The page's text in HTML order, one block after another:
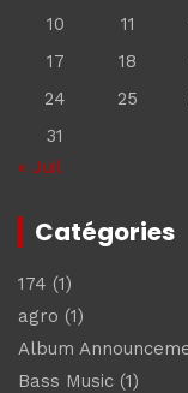
10
11
17
18
24
25
31
« Juil
Catégories
174 (1)
agro (1)
Album
Bass Music (1)